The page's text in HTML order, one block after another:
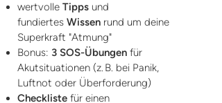
wertvolle Tipps und
fundiertes Wissen rund um deine
Superkraft "Atmung"
Bonus: 3 SOS-Übungen für
Akutsituationen (z. B. bei Panik,
Luftnot oder Überforderung)
Checkliste für einen